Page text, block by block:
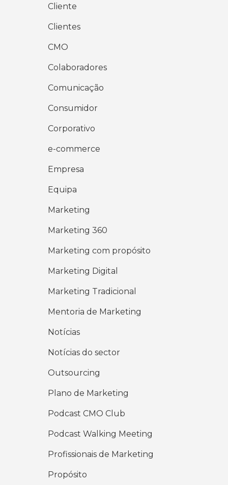
Cliente
Clientes
CMO
Colaboradores
Comunicação
Consumidor
Corporativo
e-commerce
Empresa
Equipa
Marketing
Marketing 360
Marketing com propósito
Marketing Digital
Marketing Tradicional
Mentoria de Marketing
Notícias
Notícias do sector
Outsourcing
Plano de Marketing
Podcast CMO Club
Podcast Walking Meeting
Profissionais de Marketing
Propósito